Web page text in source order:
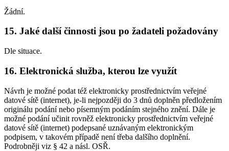
Žádní.
15. Jaké další činnosti jsou po žadateli požadovány
Dle situace.
16. Elektronická služba, kterou lze využít
Návrh je možné podat též elektronicky prostřednictvím veřejné
datové sítě (internet), je-li nejpozději do 3 dnů doplněn předložením
originálu podání nebo písemným podáním stejného znění. Dále je
možné podání učinit rovněž elektronicky prostřednictvím veřejné
datové sítě (internet) podepsané uznávaným elektronickým
podpisem, v takovém případě není třeba dalšího doplnění.
Podrobněji viz § 42 a násl. OSŘ.